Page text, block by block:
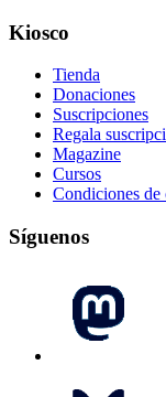
Kiosco
Tienda
Donaciones
Suscripciones
Regala
Magazine
Cursos
Condiciones de
Síguenos